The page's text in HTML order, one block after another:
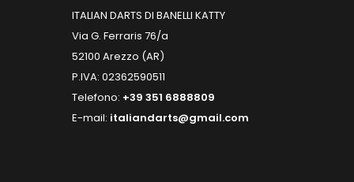
ITALIAN DARTS DI BANELLI KATTY
Via G. Ferraris 76/a
52100 Arezzo (AR)
P.IVA: 02362590511
Telefono: +39 351 6888809
E-mail: italiandarts@gmail.com